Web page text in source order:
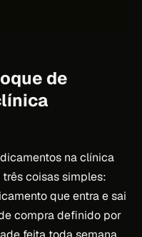
de
na clínica
coisas simples:
que entra e sai
compra definido por